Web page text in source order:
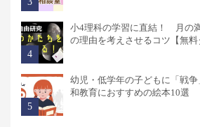
小4理科の学習に直結！ 月の
の理由を考えさせるコツ【無料
幼児・低学年の子どもに「戦
和教育におすすめの絵本10選